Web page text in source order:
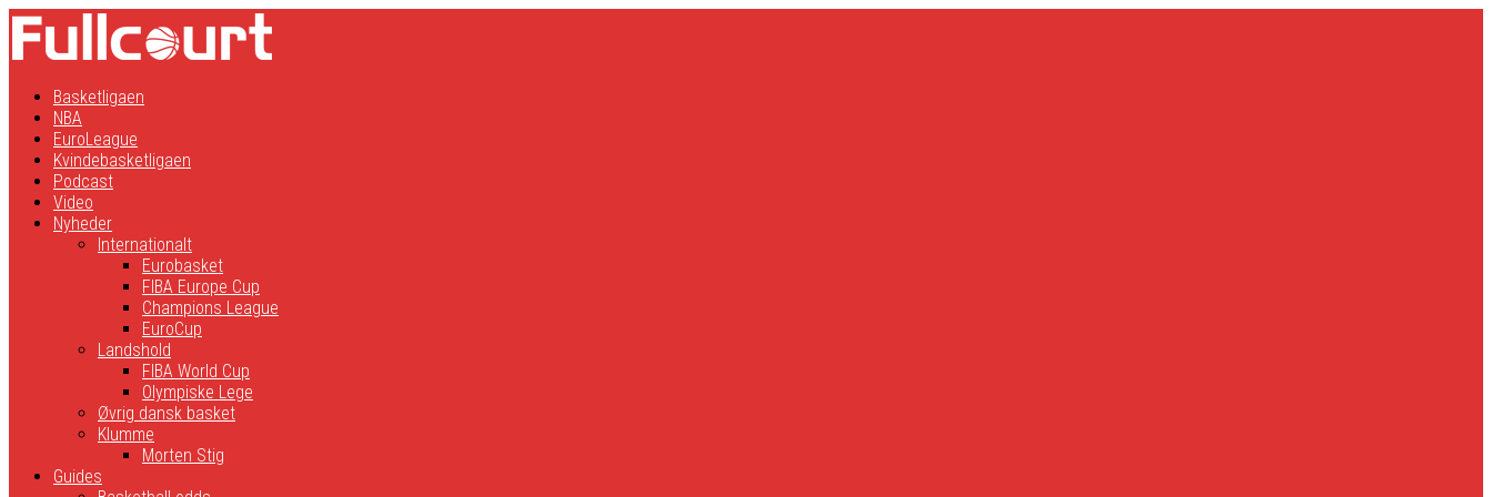
Basketligaen
NBA
EuroLeague
Kvindebasketligaen
Podcast
Video
Nyheder
Internationalt
Eurobasket
FIBA Europe Cup
Champions League
EuroCup
Landshold
FIBA World Cup
Olympiske Lege
Øvrig dansk basket
Klumme
Morten Stig
Guides